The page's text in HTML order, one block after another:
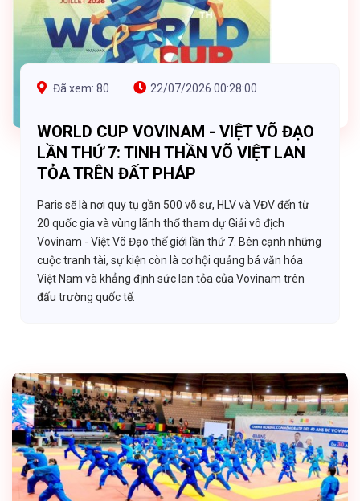
Đã xem: 80 22/07/2026 00:28:00
WORLD CUP VOVINAM - VIỆT VÕ ĐẠO
LẦN THỨ 7: TINH THẦN VÕ VIỆT LAN
TỎA TRÊN ĐẤT PHÁP
Paris sẽ là nơi quy tụ gần 500 võ sư, HLV và VĐV đến từ
20 quốc gia và vùng lãnh thổ tham dự Giải vô địch
Vovinam - Việt Võ Đạo thế giới lần thứ 7. Bên cạnh những
cuộc tranh tài, sự kiện còn là cơ hội quảng bá văn hóa
Việt Nam và khẳng định sức lan tỏa của Vovinam trên
đấu trường quốc tế.